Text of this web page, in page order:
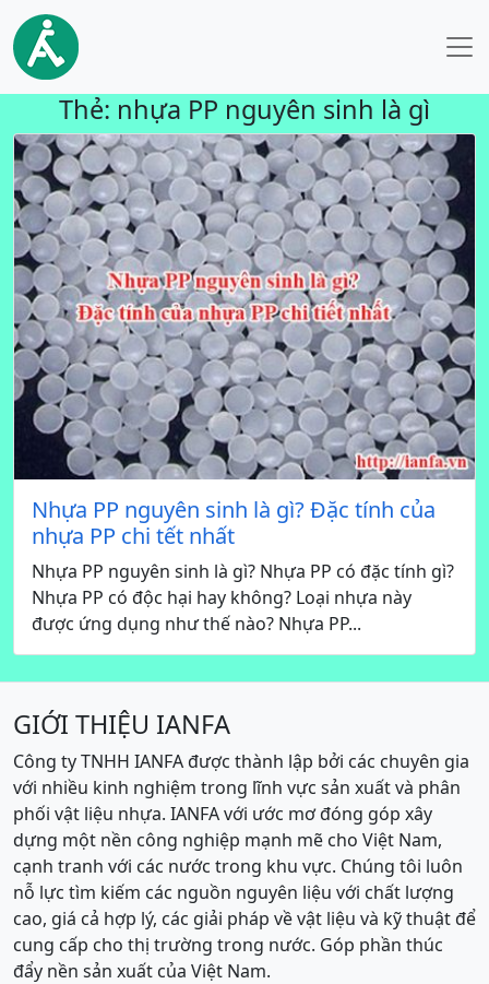
Thẻ: nhựa PP nguyên sinh là gì
Nhựa PP nguyên sinh là gì? Đặc tính của
nhựa PP chi tết nhất
Nhựa PP nguyên sinh là gì? Nhựa PP có đặc tính gì?
Nhựa PP có độc hại hay không? Loại nhựa này
được ứng dụng như thế nào? Nhựa PP...
GIỚI THIỆU IANFA
Công ty TNHH IANFA được thành lập bởi các chuyên gia
với nhiều kinh nghiệm trong lĩnh vực sản xuất và phân
phối vật liệu nhựa. IANFA với ước mơ đóng góp xây
dựng một nền công nghiệp mạnh mẽ cho Việt Nam,
cạnh tranh với các nước trong khu vực. Chúng tôi luôn
nỗ lực tìm kiếm các nguồn nguyên liệu với chất lượng
cao, giá cả hợp lý, các giải pháp về vật liệu và kỹ thuật để
cung cấp cho thị trường trong nước. Góp phần thúc
đẩy nền sản xuất của Việt Nam.